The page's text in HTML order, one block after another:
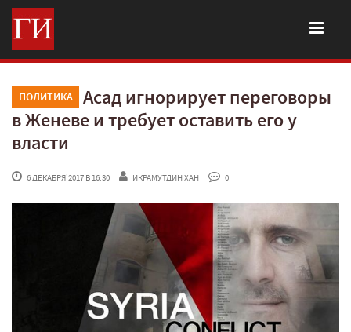
ПОЛИТИКА
Асад игнорирует переговоры
в Женеве и требует оставить его у
власти
6 ДЕКАБРЯ'2017 В 16:30 ИКРАМУТДИН ХАН 0